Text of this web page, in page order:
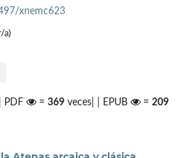
xnemc623
a)
PDF = 369veces| | EPUB = 209